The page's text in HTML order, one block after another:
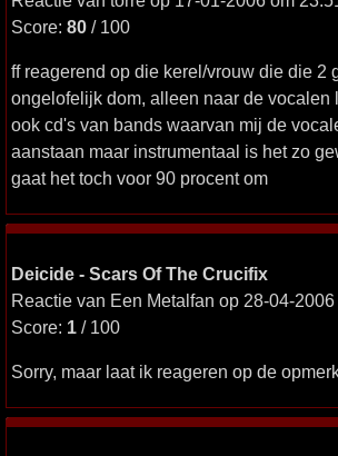
Score: 80 / 100
ff reagerend op die kerel/vrouw die die 2
ongelofelijk dom, alleen naar de vocalen
ook cd's van bands waarvan mij de
aanstaan maar instrumentaal is het zo
gaat het toch voor 90 procent om
Deicide - Scars Of The Crucifix
Reactie van Een Metalfan op 28-04-
Score: 1 / 100
Sorry, maar laat ik reageren op de